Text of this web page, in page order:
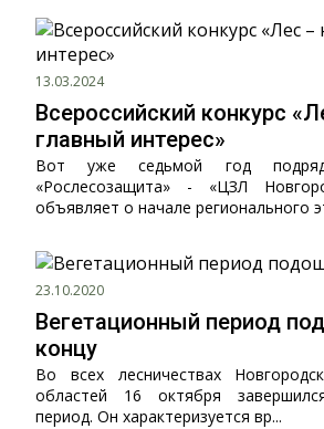
13.03.2024
Всероссийский конкурс
главный интерес»
Вот уже седьмой год
«Рослесозащита» - «ЦЗЛ
объявляет о начале регионального
23.10.2020
Вегетационный период
концу
Во всех лесничествах
областей 16 октября
период. Он характеризуется вр...